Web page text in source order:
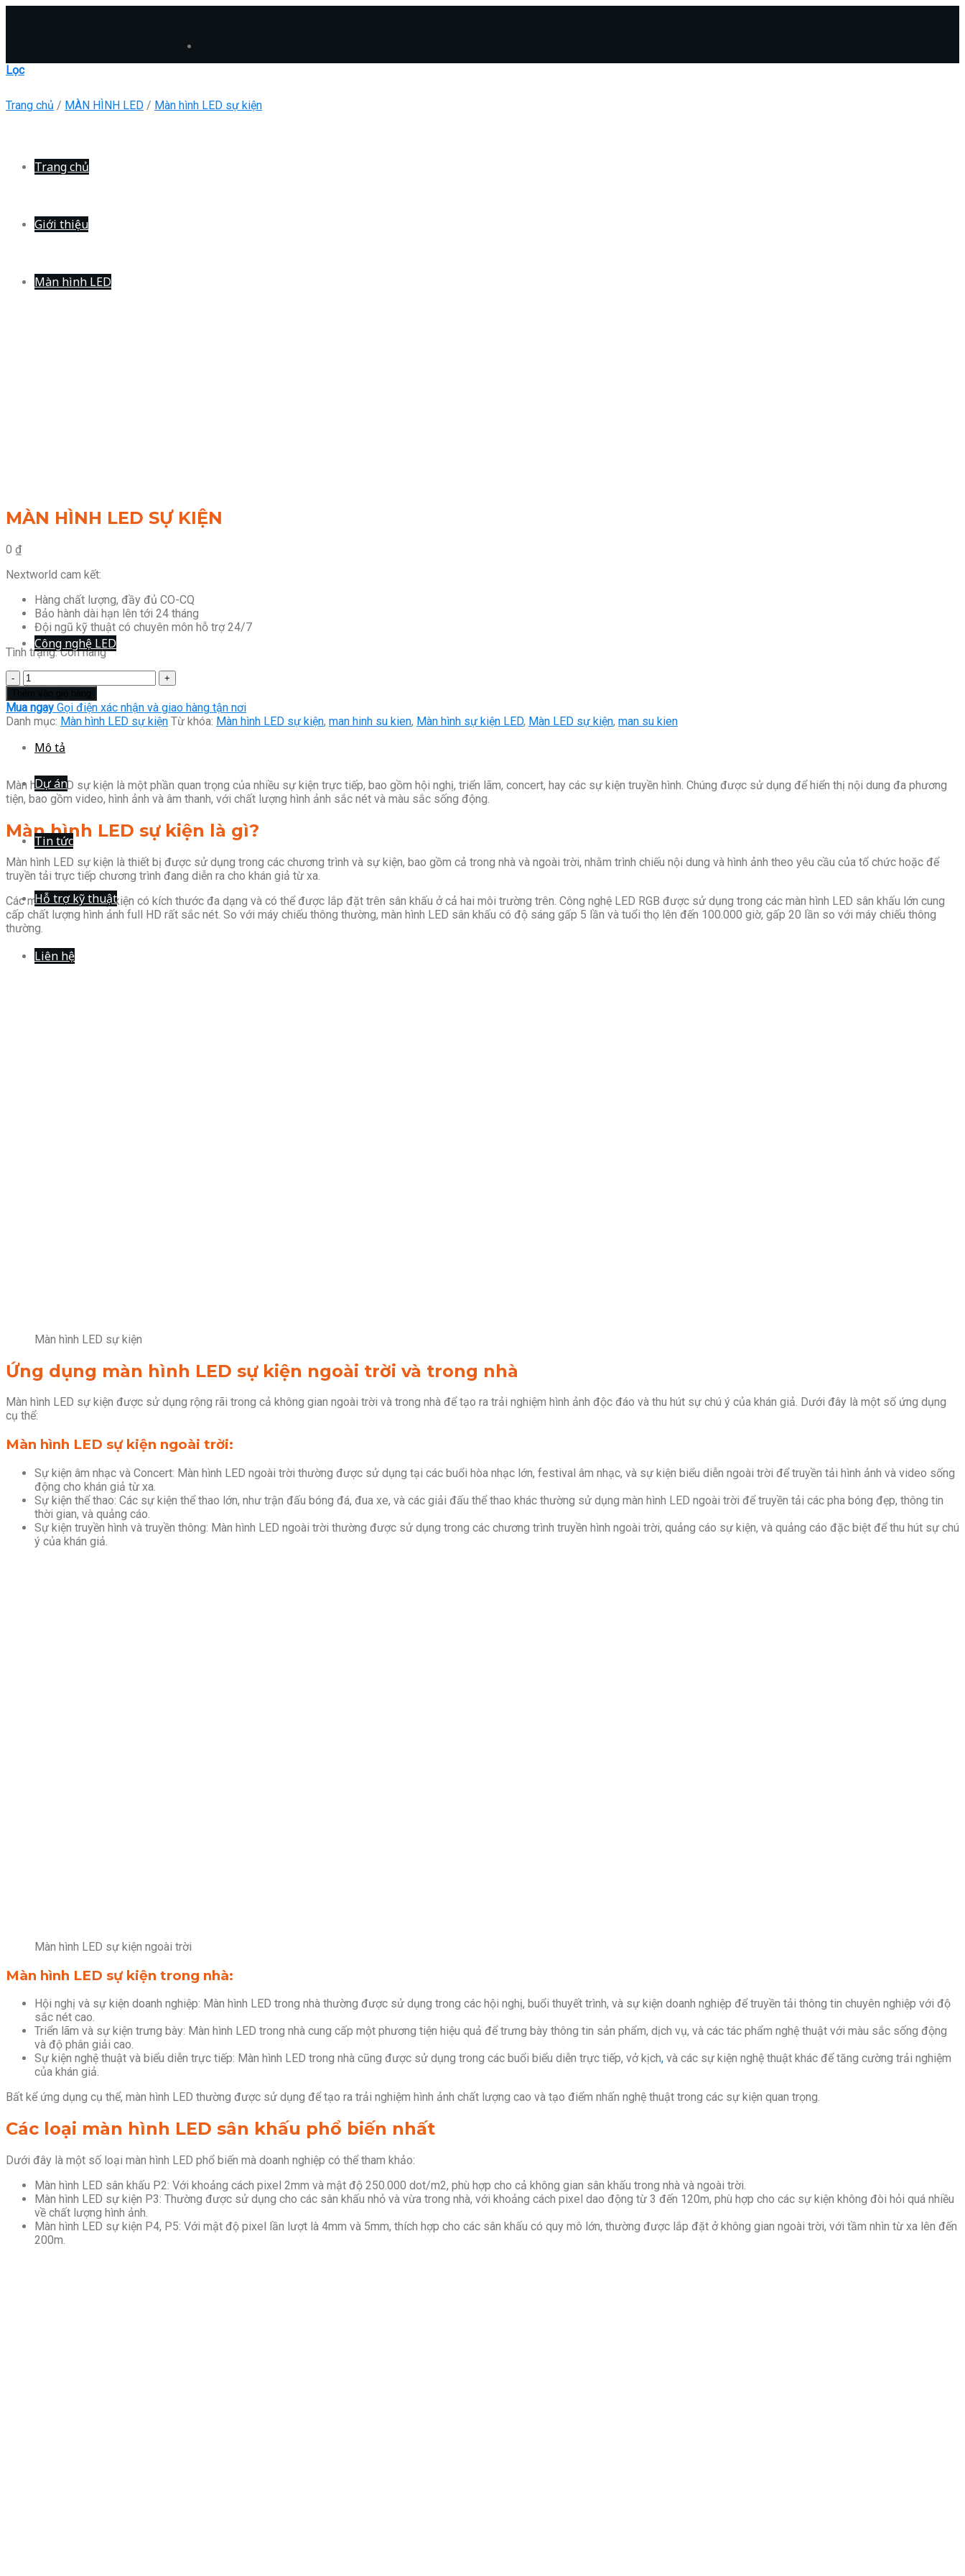
Trang chủ
Giới thiệu
Màn hình LED
Công nghệ LED
Dự án
Tin tức
Hỗ trợ kỹ thuật
Liên hệ
Lọc
Trang chủ / MÀN HÌNH LED / Màn hình LED sự kiện
MÀN HÌNH LED SỰ KIỆN
0 ₫
Nextworld cam kết:
Hàng chất lượng, đầy đủ CO-CQ
Bảo hành dài hạn lên tới 24 tháng
Đội ngũ kỹ thuật có chuyên môn hỗ trợ 24/7
Tình trạng:Còn hàng
MÀN
HÌNH
LED
SỰ
KIỆN
số
Mua ngay Gọi điện xác nhận và giao hàng tận nơi
Danh mục: Màn hình LED sự kiện Từ khóa: Màn hình LED sự kiện, man hinh su kien, Màn hình sự kiện LED, Màn LED sự kiện, man su kien
Mô tả
Màn hình LED sự kiện là một phần quan trọng của nhiều sự kiện trực tiếp, bao gồm hội nghị, triển lãm, concert, hay các sự kiện truyền hình. Chúng được sử dụng để hiển thị nội dung đa phương
tiện, bao gồm video, hình ảnh và âm thanh, với chất lượng hình ảnh sắc nét và màu sắc sống động.
Màn hình LED sự kiện là gì?
Màn hình LED sự kiện là thiết bị được sử dụng trong các chương trình và sự kiện, bao gồm cả trong nhà và ngoài trời, nhằm trình chiếu nội dung và hình ảnh theo yêu cầu của tổ chức hoặc để
truyền tải trực tiếp chương trình đang diễn ra cho khán giả từ xa.
Các màn hình LED sự kiện có kích thước đa dạng và có thể được lắp đặt trên sân khấu ở cả hai môi trường trên. Công nghệ LED RGB được sử dụng trong các màn hình LED sân khấu lớn cung
cấp chất lượng hình ảnh full HD rất sắc nét. So với máy chiếu thông thường, màn hình LED sân khấu có độ sáng gấp 5 lần và tuổi thọ lên đến 100.000 giờ, gấp 20 lần so với máy chiếu thông
thường.
Màn hình LED sự kiện
Ứng dụng màn hình LED sự kiện ngoài trời và trong nhà
Màn hình LED sự kiện được sử dụng rộng rãi trong cả không gian ngoài trời và trong nhà để tạo ra trải nghiệm hình ảnh độc đáo và thu hút sự chú ý của khán giả. Dưới đây là một số ứng dụng
cụ thể:
Màn hình LED sự kiện ngoài trời:
Sự kiện âm nhạc và Concert: Màn hình LED ngoài trời thường được sử dụng tại các buổi hòa nhạc lớn, festival âm nhạc, và sự kiện biểu diễn ngoài trời để truyền tải hình ảnh và video sống
động cho khán giả từ xa.
Sự kiện thể thao: Các sự kiện thể thao lớn, như trận đấu bóng đá, đua xe, và các giải đấu thể thao khác thường sử dụng màn hình LED ngoài trời để truyền tải các pha bóng đẹp, thông tin
thời gian, và quảng cáo.
Sự kiện truyền hình và truyền thông: Màn hình LED ngoài trời thường được sử dụng trong các chương trình truyền hình ngoài trời, quảng cáo sự kiện, và quảng cáo đặc biệt để thu hút sự chú
ý của khán giả.
Màn hình LED sự kiện ngoài trời
Màn hình LED sự kiện trong nhà:
Hội nghị và sự kiện doanh nghiệp: Màn hình LED trong nhà thường được sử dụng trong các hội nghị, buổi thuyết trình, và sự kiện doanh nghiệp để truyền tải thông tin chuyên nghiệp với độ
sắc nét cao.
Triển lãm và sự kiện trưng bày: Màn hình LED trong nhà cung cấp một phương tiện hiệu quả để trưng bày thông tin sản phẩm, dịch vụ, và các tác phẩm nghệ thuật với màu sắc sống động
và độ phân giải cao.
Sự kiện nghệ thuật và biểu diễn trực tiếp: Màn hình LED trong nhà cũng được sử dụng trong các buổi biểu diễn trực tiếp, vở kịch, và các sự kiện nghệ thuật khác để tăng cường trải nghiệm
của khán giả.
Bất kể ứng dụng cụ thể, màn hình LED thường được sử dụng để tạo ra trải nghiệm hình ảnh chất lượng cao và tạo điểm nhấn nghệ thuật trong các sự kiện quan trọng.
Các loại màn hình LED sân khấu phổ biến nhất
Dưới đây là một số loại màn hình LED phổ biến mà doanh nghiệp có thể tham khảo:
Màn hình LED sân khấu P2: Với khoảng cách pixel 2mm và mật độ 250.000 dot/m2, phù hợp cho cả không gian sân khấu trong nhà và ngoài trời.
Màn hình LED sự kiện P3: Thường được sử dụng cho các sân khấu nhỏ và vừa trong nhà, với khoảng cách pixel dao động từ 3 đến 120m, phù hợp cho các sự kiện không đòi hỏi quá nhiều
về chất lượng hình ảnh.
Màn hình LED sự kiện P4, P5: Với mật độ pixel lần lượt là 4mm và 5mm, thích hợp cho các sân khấu có quy mô lớn, thường được lắp đặt ở không gian ngoài trời, với tầm nhìn từ xa lên đến
200m.